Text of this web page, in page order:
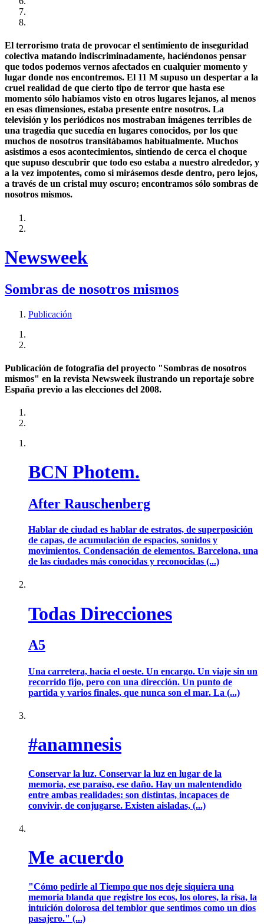
El terrorismo trata de provocar el sentimiento de inseguridad
colectiva matando indiscriminadamente, haciéndonos pensar
que todos podemos vernos afectados en cualquier momento y
lugar donde nos encontremos. El 11 M supuso un despertar a la
cruel realidad de que cierto tipo de terror que hasta ese
momento sólo habíamos visto en otros lugares lejanos, al menos
en esas dimensiones, estaba presente entre nosotros. La
televisión y los periódicos nos mostraban imágenes terribles de
una tragedia que sucedía en lugares conocidos, por los que
muchos de nosotros transitábamos habitualmente. Muchos
asistimos a esos acontecimientos, sintiendo de cerca el choque
que supuso descubrir que todo eso estaba a nuestro alrededor, y
a la vez impotentes, como si mirásemos desde dentro, pero lejos,
a través de un cristal muy oscuro; encontramos sólo sombras de
nosotros mismos.
Newsweek
Sombras de nosotros mismos
Publicación
Publicación de fotografía del proyecto "Sombras de nosotros
mismos" en la revista Newsweek ilustrando un reportaje sobre
España previo a las elecciones del 2008.
BCN Photem.
After Rauschenberg
Hablar de ciudad es hablar de estratos, de superposición
de capas, de acumulación de espacios, sonidos y
movimientos. Condensación de elementos. Barcelona, una
de las ciudades más conocidas y reconocidas (...)
Todas Direcciones
A5
Una carretera, hacia el oeste. Un encargo. Un viaje sin un
recorrido fijo, pero con una dirección. Un punto de
partida y varios finales, que nunca son el mar. La (...)
#anamnesis
Conservar la luz. Conservar la luz en lugar de la
memoria, ese paraíso, ese daño. Hay un malentendido
entre ambas realidades: son distintas, incapaces de
convivir, de conjugarse. Existen aisladas, (...)
Me acuerdo
"Cómo pedirle al Tiempo que nos deje siquiera una
memoria blanda que registre los ecos, los olores, la risa, la
intuición dolorosa del temblor que sentimos como un dios
pasajero." (...)